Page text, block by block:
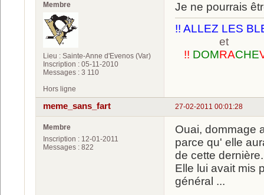
Membre
Lieu : Sainte-Anne d'Evenos (Var)
Inscription : 05-11-2010
Messages : 3 110
Je ne pourrais
!! ALLEZ LES
et
!! DOMRACHE
Hors ligne
27-02-2011 00:01:28
meme_sans_fart
Membre
Inscription : 12-01-2011
Messages : 822
Ouai, dommage
parce qu' elle
de cette dernière.
Elle lui avait mis
général ...